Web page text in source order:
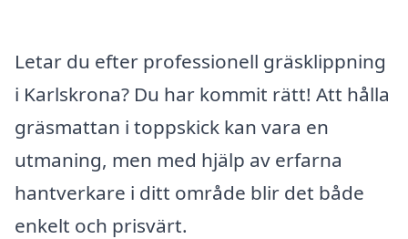
Letar du efter professionell gräsklippning
i Karlskrona? Du har kommit rätt! Att hålla
gräsmattan i toppskick kan vara en
utmaning, men med hjälp av erfarna
hantverkare i ditt område blir det både
enkelt och prisvärt.